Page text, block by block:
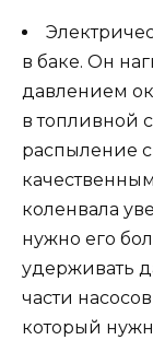
в баке. Он
давлением
в топливной
распыление
коленвала
нужно его
удерживать
части
который